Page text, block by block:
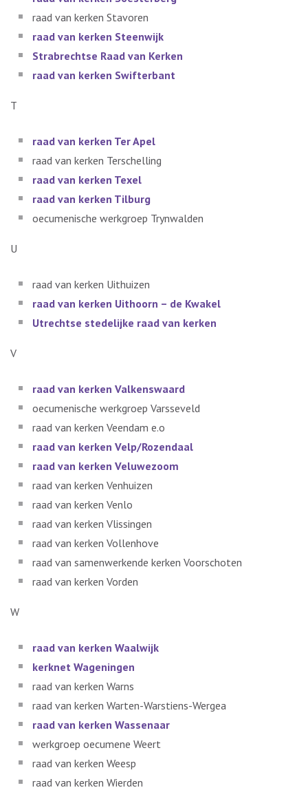
raad van kerken Stavoren
raad van kerken Steenwijk
Strabrechtse Raad van Kerken
raad van kerken Swifterbant
T
raad van kerken Ter Apel
raad van kerken Terschelling
raad van kerken Texel
raad van kerken Tilburg
oecumenische werkgroep Trynwalden
U
raad van kerken Uithuizen
raad van kerken Uithoorn – de Kwakel
Utrechtse stedelijke raad van kerken
V
raad van kerken Valkenswaard
oecumenische werkgroep Varsseveld
raad van kerken Veendam e.o
raad van kerken Velp/Rozendaal
raad van kerken Veluwezoom
raad van kerken Venhuizen
raad van kerken Venlo
raad van kerken Vlissingen
raad van kerken Vollenhove
raad van samenwerkende kerken Voorschoten
raad van kerken Vorden
W
raad van kerken Waalwijk
kerknet Wageningen
raad van kerken Warns
raad van kerken Warten-Warstiens-Wergea
raad van kerken Wassenaar
werkgroep oecumene Weert
raad van kerken Weesp
raad van kerken Wierden